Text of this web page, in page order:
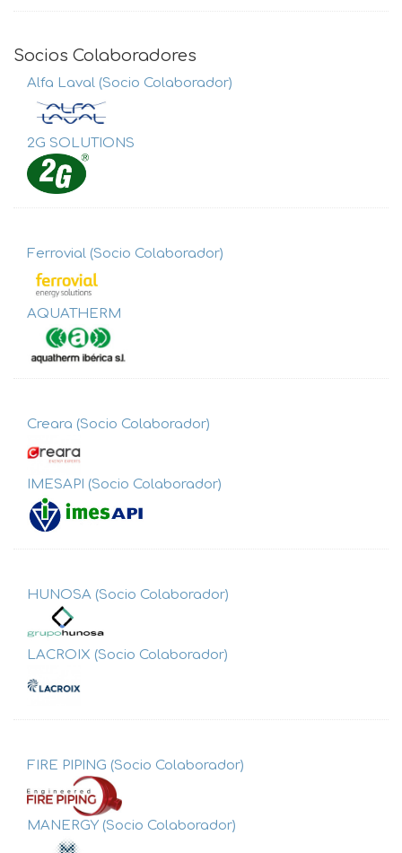
Socios Colaboradores
Alfa Laval (Socio Colaborador)
2G SOLUTIONS
Ferrovial (Socio Colaborador)
AQUATHERM
Creara (Socio Colaborador)
IMESAPI (Socio Colaborador)
HUNOSA (Socio Colaborador)
LACROIX (Socio Colaborador)
FIRE PIPING (Socio Colaborador)
MANERGY (Socio Colaborador)